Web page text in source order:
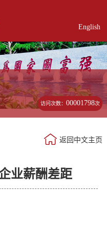
English
访问次数：00001798次
返回中文主页
业薪酬差距